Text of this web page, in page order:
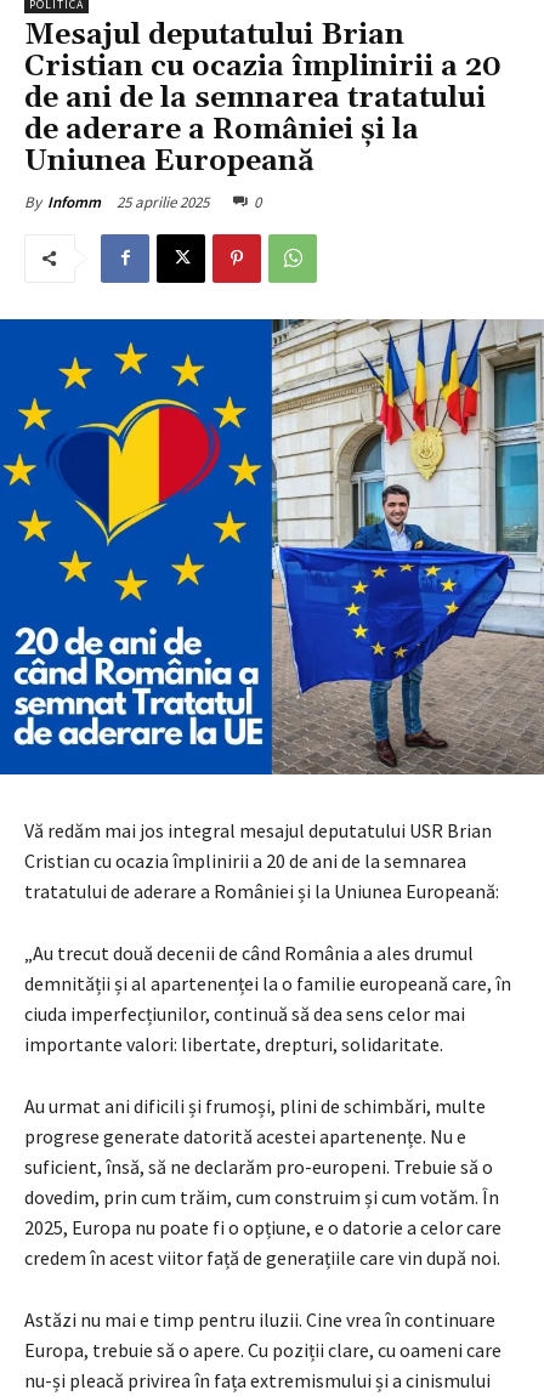
POLITICĂ
Mesajul deputatului Brian
Cristian cu ocazia împlinirii a 20
de ani de la semnarea tratatului
de aderare a României și la
Uniunea Europeană
By Infomm 25 aprilie 2025 0
Vă redăm mai jos integral mesajul deputatului USR Brian
Cristian cu ocazia împlinirii a 20 de ani de la semnarea
tratatului de aderare a României și la Uniunea Europeană:
„Au trecut două decenii de când România a ales drumul
demnității și al apartenenței la o familie europeană care, în
ciuda imperfecțiunilor, continuă să dea sens celor mai
importante valori: libertate, drepturi, solidaritate.
Au urmat ani dificili și frumoși, plini de schimbări, multe
progrese generate datorită acestei apartenențe. Nu e
suficient, însă, să ne declarăm pro-europeni. Trebuie să o
dovedim, prin cum trăim, cum construim și cum votăm. În
2025, Europa nu poate fi o opțiune, e o datorie a celor care
credem în acest viitor față de generațiile care vin după noi.
Astăzi nu mai e timp pentru iluzii. Cine vrea în continuare
Europa, trebuie să o apere. Cu poziții clare, cu oameni care
nu-și pleacă privirea în fața extremismului și a cinismului